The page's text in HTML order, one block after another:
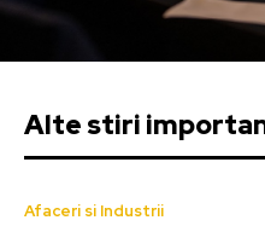
Alte stiri
Afaceri si Industrii